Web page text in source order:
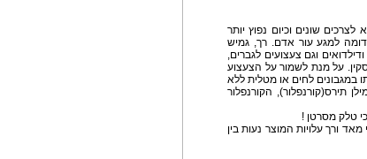
שונים וכיום נפוץ יותר
דומה למגע עור אדם. רך, גמיש
וגם צעצועים לגברים,
סקין. על מנת לשמור על הצעצוע
במגבונים לחים או מטלית ללא
תירס(קורנפלור), הקורנפלור
טלק מסרטן !
מאד ורך עלויות המוצר נעות בין